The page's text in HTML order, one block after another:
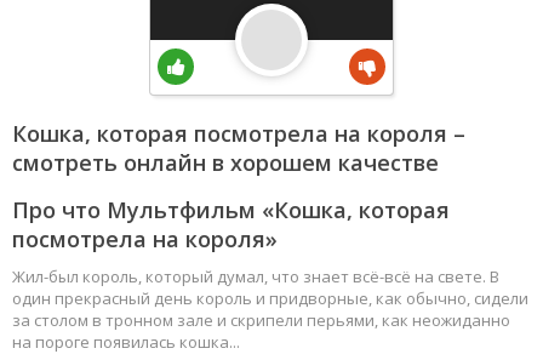
Кошка, которая посмотрела на короля –
смотреть онлайн в хорошем качестве
Про что Мультфильм «Кошка, которая
посмотрела на короля»
Жил-был король, который думал, что знает всё-всё на свете. В
один прекрасный день король и придворные, как обычно, сидели
за столом в тронном зале и скрипели перьями, как неожиданно
на пороге появилась кошка...